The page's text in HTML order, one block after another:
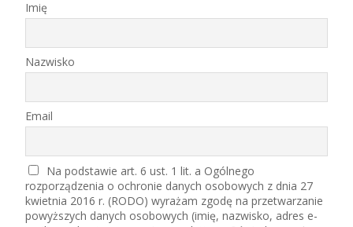
Imię
Nazwisko
Email
Na podstawie art. 6 ust. 1 lit. a Ogólnego
rozporządzenia o ochronie danych osobowych z dnia 27
kwietnia 2016 r. (RODO) wyrażam zgodę na przetwarzanie
powyższych danych osobowych (imię, nazwisko, adres e-